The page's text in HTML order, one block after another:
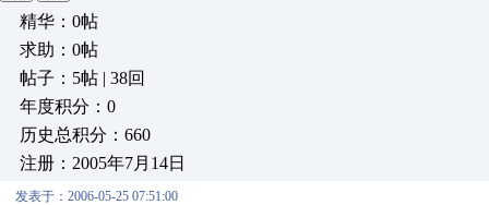
精华：0帖
求助：0帖
帖子：5帖 | 38回
年度积分：0
历史总积分：660
注册：2005年7月14日
发表于：2006-05-25 07:51:00